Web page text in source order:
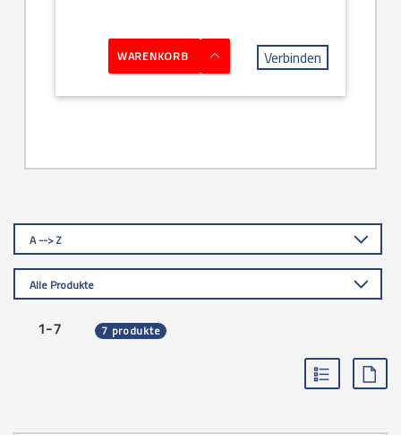
WARENKORB Verbinden
A --> Z
Alle Produkte
1-7 7 produkte